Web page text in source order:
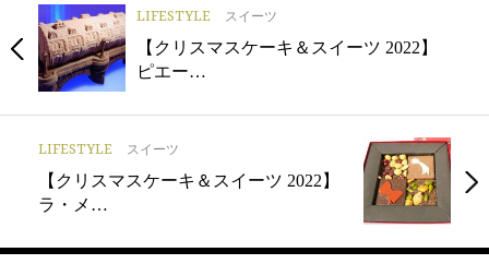
LIFESTYLE スイーツ
【クリスマスケーキ＆スイーツ 2022】
ピエー…
LIFESTYLE スイーツ
【クリスマスケーキ＆スイーツ 2022】
ラ・メ…